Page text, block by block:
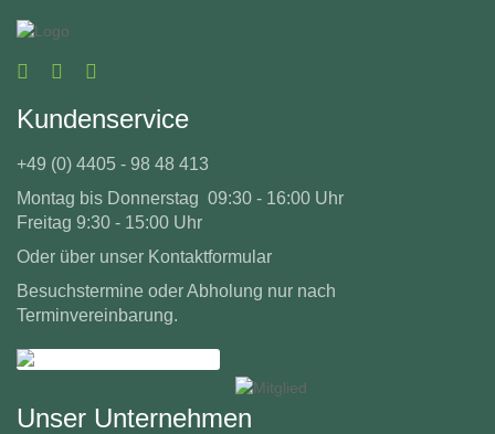
Kundenservice
+49 (0) 4405 - 98 48 413
Montag bis Donnerstag 09:30 - 16:00 Uhr
Freitag 9:30 - 15:00 Uhr
Oder über unser Kontaktformular
Besuchstermine oder Abholung nur nach
Terminvereinbarung.
Unser Unternehmen